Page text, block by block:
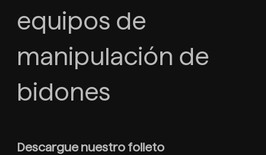
equipos de
manipulación de
bidones
Descargue nuestro folleto